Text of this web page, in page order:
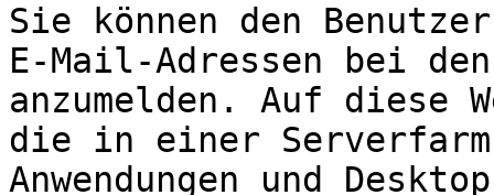
Sie können den
E-Mail-Adressen bei
anzumelden. Auf diese
die in einer
Anwendungen und